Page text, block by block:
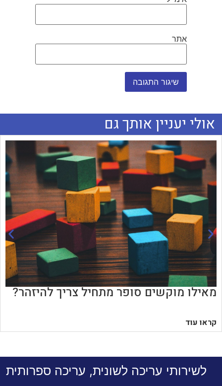
אתר
אולי יעניין אותך גם
מאילו מוקשים סופר מתחיל צריך להיזהר?
קראו עוד
לשירותי עריכה לשונית, עריכה ספרותית